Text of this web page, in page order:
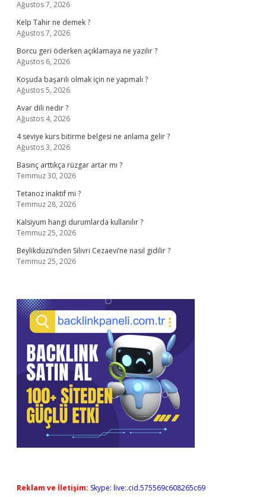
Ağustos 7, 2026
Kelp Tahir ne demek ?
Ağustos 7, 2026
Borcu geri öderken açıklamaya ne yazılır ?
Ağustos 6, 2026
Koşuda başarılı olmak için ne yapmalı ?
Ağustos 5, 2026
Avar dili nedir ?
Ağustos 4, 2026
4 seviye kurs bitirme belgesi ne anlama gelir ?
Ağustos 3, 2026
Basınç arttıkça rüzgar artar mı ?
Temmuz 30, 2026
Tetanoz inaktif mi ?
Temmuz 28, 2026
Kalsiyum hangi durumlarda kullanılır ?
Temmuz 25, 2026
Beylikdüzü’nden Silivri Cezaevi’ne nasıl gidilir ?
Temmuz 25, 2026
Reklam ve İletişim: Skype: live:.cid.575569c608265c69